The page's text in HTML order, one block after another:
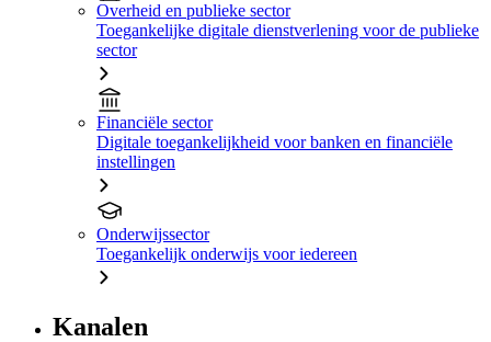
Overheid en publieke sector
Toegankelijke digitale dienstverlening voor de publieke
sector
Financiële sector
Digitale toegankelijkheid voor banken en financiële
instellingen
Onderwijssector
Toegankelijk onderwijs voor iedereen
Kanalen